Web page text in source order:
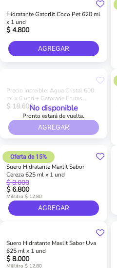
Hidratante Gatorlit Coco Pet 620 ml
x 1 und
$ 4.800
AGREGAR
Precio Increible: Agua Cristal 600
ml x 6 und + Gatorade Frutas
Tropicales 500 ml x 3
$ 18.600No disponible
Pronto estará de vuelta.
AGREGAR
Suero Hidratante Maxlit Sabor
Cereza 625 ml x 1 und
Oferta de 15%
$ 8.000
$ 6.800
Mililitro $ 12,80
AGREGAR
Suero Hidratante Maxlit Sabor Uva
625 ml x 1 und
$ 8.000
Mililitro $ 12,80